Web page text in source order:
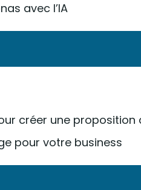
avec l’IA
créer une proposition
pour votre business